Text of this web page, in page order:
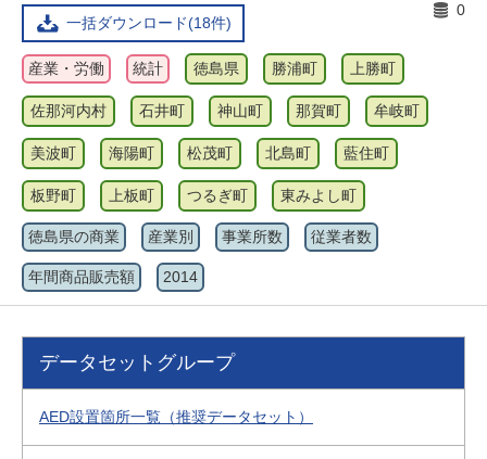
一括ダウンロード(18件)
0
産業・労働 統計 徳島県 勝浦町 上勝町
佐那河内村 石井町 神山町 那賀町 牟岐町
美波町 海陽町 松茂町 北島町 藍住町
板野町 上板町 つるぎ町 東みよし町
徳島県の商業 産業別 事業所数 従業者数
年間商品販売額 2014
データセットグループ
AED設置箇所一覧（推奨データセット）